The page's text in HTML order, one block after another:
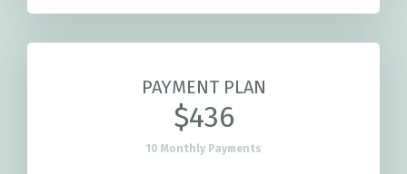
PAYMENT PLAN
$436
10 Monthly Payments